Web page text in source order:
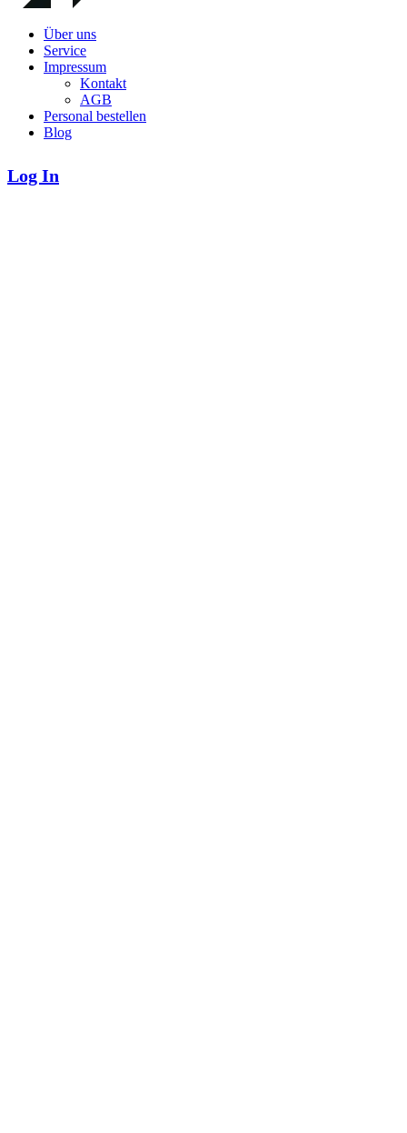
Über uns
Service
Impressum
Kontakt
AGB
Personal bestellen
Blog
Log In